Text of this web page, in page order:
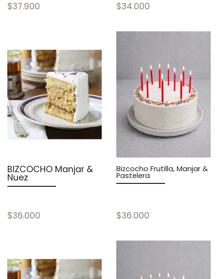
$37.900 $34.000
BIZCOCHO Manjar &
Nuez
$36.000
Bizcocho Frutilla, Manjar &
Pastelera
$36.000